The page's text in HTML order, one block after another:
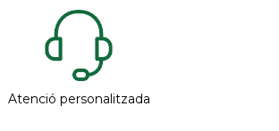
Atenció personalitzada